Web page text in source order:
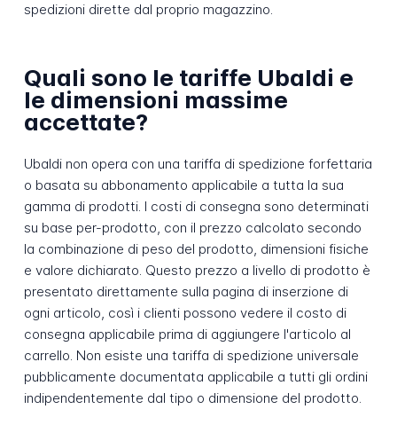
spedizioni dirette dal proprio magazzino.
Quali sono le tariffe Ubaldi e
le dimensioni massime
accettate?
Ubaldi non opera con una tariffa di spedizione forfettaria
o basata su abbonamento applicabile a tutta la sua
gamma di prodotti. I costi di consegna sono determinati
su base per-prodotto, con il prezzo calcolato secondo
la combinazione di peso del prodotto, dimensioni fisiche
e valore dichiarato. Questo prezzo a livello di prodotto è
presentato direttamente sulla pagina di inserzione di
ogni articolo, così i clienti possono vedere il costo di
consegna applicabile prima di aggiungere l'articolo al
carrello. Non esiste una tariffa di spedizione universale
pubblicamente documentata applicabile a tutti gli ordini
indipendentemente dal tipo o dimensione del prodotto.